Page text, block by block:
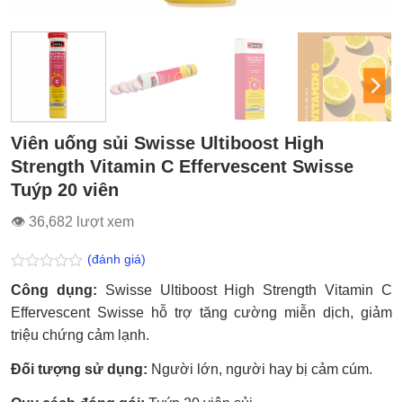
Viên uống sủi Swisse Ultiboost High
Strength Vitamin C Effervescent Swisse
Tuýp 20 viên
👁 36,682 lượt xem
Được
xếp
hạng
0.0
5
(đánh giá)
Công dụng: Swisse Ultiboost High Strength Vitamin C
Effervescent Swisse hỗ trợ tăng cường miễn dịch, giảm
triệu chứng cảm lạnh.
Đối tượng sử dụng: Người lớn, người hay bị cảm cúm.